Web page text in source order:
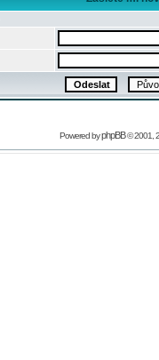
Powered byphpBB© 2001,